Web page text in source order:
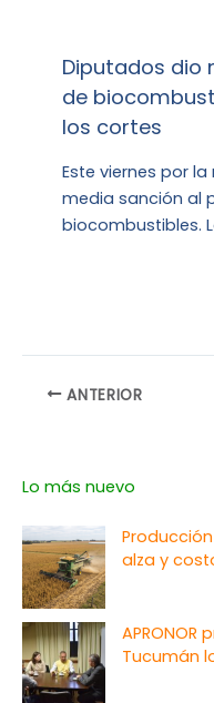
Diputados dio
de
los cortes
Este viernes por
media sanción al
biocombustibles.
ANTERIOR
Lo más nuevo
Producción
alza y
Tucumán